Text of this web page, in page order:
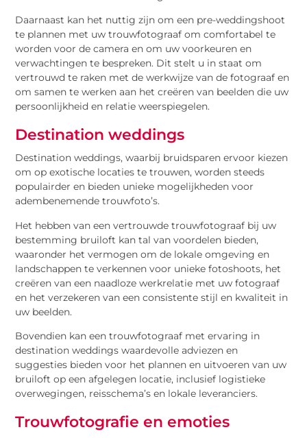
Daarnaast kan het nuttig zijn om een pre-weddingshoot
te plannen met uw trouwfotograaf om comfortabel te
worden voor de camera en om uw voorkeuren en
verwachtingen te bespreken. Dit stelt u in staat om
vertrouwd te raken met de werkwijze van de fotograaf en
om samen te werken aan het creëren van beelden die uw
persoonlijkheid en relatie weerspiegelen.
Destination weddings
Destination weddings, waarbij bruidsparen ervoor kiezen
om op exotische locaties te trouwen, worden steeds
populairder en bieden unieke mogelijkheden voor
adembenemende trouwfoto’s.
Het hebben van een vertrouwde trouwfotograaf bij uw
bestemming bruiloft kan tal van voordelen bieden,
waaronder het vermogen om de lokale omgeving en
landschappen te verkennen voor unieke fotoshoots, het
creëren van een naadloze werkrelatie met uw fotograaf
en het verzekeren van een consistente stijl en kwaliteit in
uw beelden.
Bovendien kan een trouwfotograaf met ervaring in
destination weddings waardevolle adviezen en
suggesties bieden voor het plannen en uitvoeren van uw
bruiloft op een afgelegen locatie, inclusief logistieke
overwegingen, reisschema’s en lokale leveranciers.
Trouwfotografie en emoties